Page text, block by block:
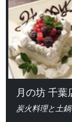
月の坊 千葉
炭火料理と土